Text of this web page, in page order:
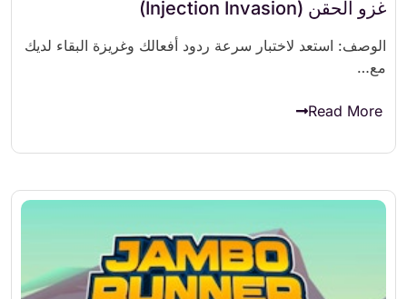
غزو الحقن (Injection Invasion)
الوصف: استعد لاختبار سرعة ردود أفعالك وغريزة البقاء لديك
مع…
Read More